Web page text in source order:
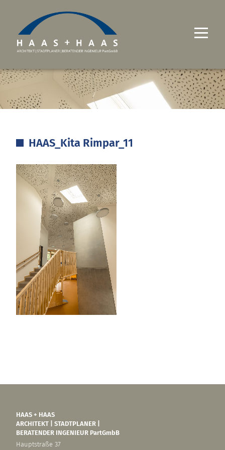
UNTERNEHMEN
PROJEKTE
KARRIERE
KONTAKT
HAAS_Kita Rimpar_11
HAAS + HAAS
ARCHITEKT | STADTPLANER |
BERATENDER INGENIEUR PartGmbB
Hauptstraße 37